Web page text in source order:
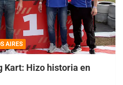
AIRES
Kart: Hizo historia en